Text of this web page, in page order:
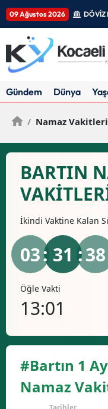
09 Ağustos 2026 DÖVİZ
Gündem Dünya
/ Namaz Vakitleri
BARTIN
İkindi Vaktine Kalan
03: 31 :37
Öğle Vakti
13:01
#Bartın 1
Namaz